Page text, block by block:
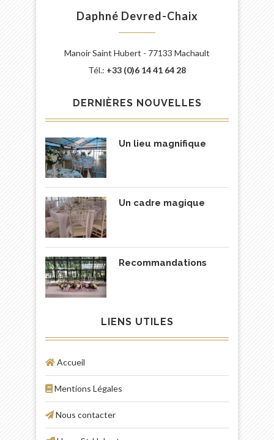
Daphné Devred-Chaix
Manoir Saint Hubert - 77133 Machault
Tél.: +33 (0)6 14 41 64 28
DERNIÈRES NOUVELLES
Un lieu magnifique
Un cadre magique
Recommandations
LIENS UTILES
Accueil
Mentions Légales
Nous contacter